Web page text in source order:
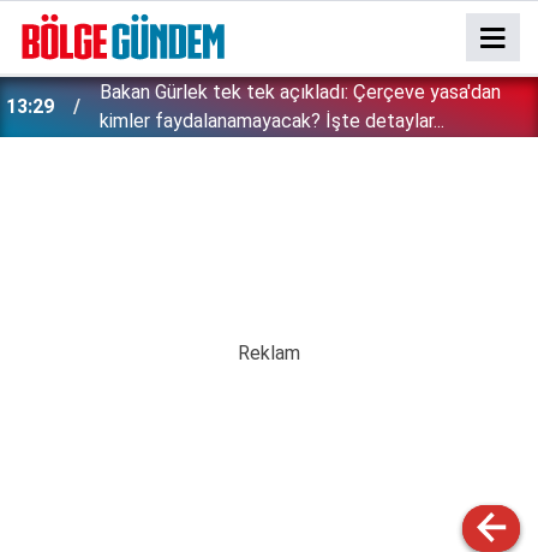
13:29
Bakan Gürlek tek tek açıkladı: Çerçeve yasa'dan
kimler faydalanamayacak? İşte detaylar...
12:54
Özgür Özel'e şok! Yüzde 50 ile kazandıkları il,
CHP'de kalıyor